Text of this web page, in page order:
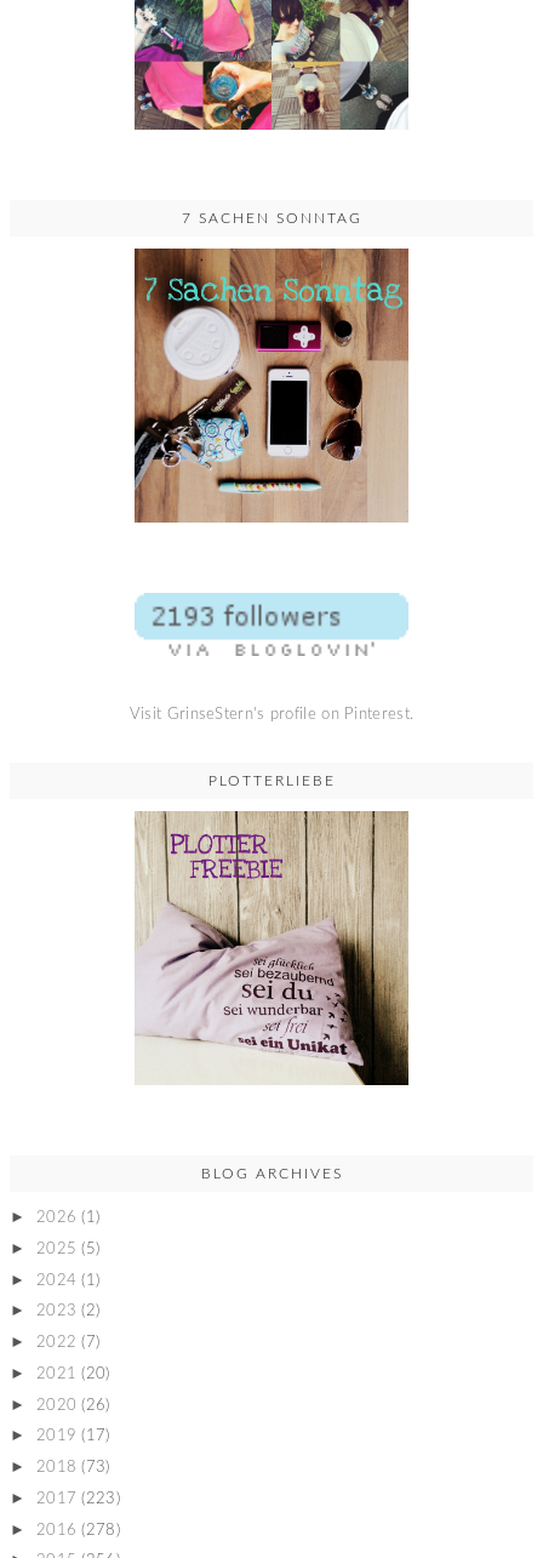
7 SACHEN SONNTAG
Visit GrinseStern's profile on Pinterest.
PLOTTERLIEBE
BLOG ARCHIVES
► 2026 (1)
► 2025 (5)
► 2024 (1)
► 2023 (2)
► 2022 (7)
► 2021 (20)
► 2020 (26)
► 2019 (17)
► 2018 (73)
► 2017 (223)
► 2016 (278)